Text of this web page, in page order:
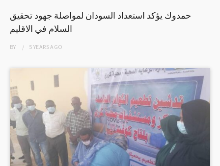
حمدوك يؤكد استعداد السودان لمواصلة جهود تحقيق
السلام في الاقليم
BY 5 YEARSAGO